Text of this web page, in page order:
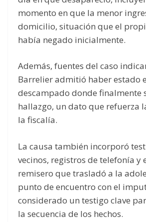
momento en que la menor
domicilio, situación que el
había negado inicialmente.
Además, fuentes del caso
Barrelier admitió haber estado
descampado donde finalmente
hallazgo, un dato que refuerza
la fiscalía.
La causa también incorporó
vecinos, registros de telefonía y
remisero que trasladó a la
punto de encuentro con el
considerado un testigo clave
la secuencia de los hechos.